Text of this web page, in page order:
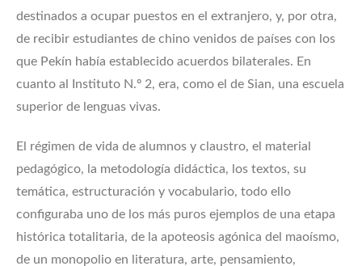
destinados a ocupar puestos en el extranjero, y, por otra,
de recibir estudiantes de chino venidos de países con los
que Pekín había establecido acuerdos bilaterales. En
cuanto al Instituto N.º 2, era, como el de Sian, una escuela
superior de lenguas vivas.
El régimen de vida de alumnos y claustro, el material
pedagógico, la metodología didáctica, los textos, su
temática, estructuración y vocabulario, todo ello
configuraba uno de los más puros ejemplos de una etapa
histórica totalitaria, de la apoteosis agónica del maoísmo,
de un monopolio en literatura, arte, pensamiento,